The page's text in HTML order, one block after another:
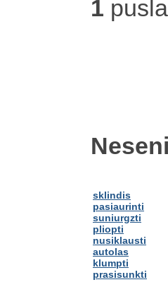
1
sklindis
pasiaurinti
suniurgzti
pliopti
nusiklausti
autolas
klumpti
prasisunkti